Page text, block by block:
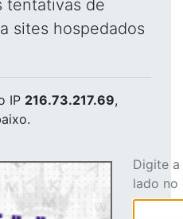
tentativas de
sites hospedados
IP 216.73.217.69,
Digite
lado no